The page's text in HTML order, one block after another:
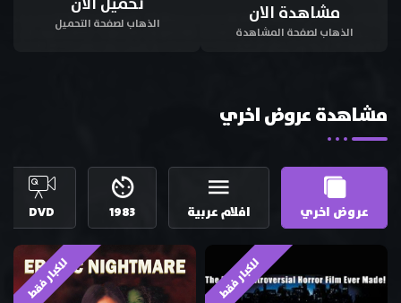
مشاهدة الان
الذهاب لصفحة المشاهدة
الذهاب لصفحة التحميل
مشاهدة عروض اخري
عروض اخري افلام عربية 1983
DVD
للكبار فقط للكبار فقط